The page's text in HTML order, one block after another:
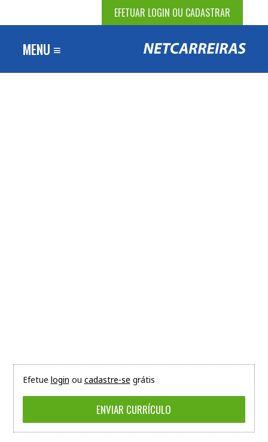
EFETUAR LOGIN OU CADASTRAR
MENU ≡
Efetue login ou cadastre-se grátis